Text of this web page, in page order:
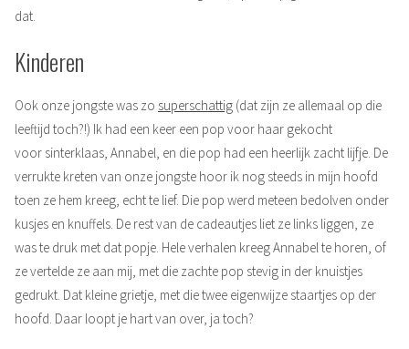
dat.
Kinderen
Ook onze jongste was zo superschattig (dat zijn ze allemaal op die
leeftijd toch?!) Ik had een keer een pop voor haar gekocht
voor sinterklaas, Annabel, en die pop had een heerlijk zacht lijfje. De
verrukte kreten van onze jongste hoor ik nog steeds in mijn hoofd
toen ze hem kreeg, echt te lief. Die pop werd meteen bedolven onder
kusjes en knuffels. De rest van de cadeautjes liet ze links liggen, ze
was te druk met dat popje. Hele verhalen kreeg Annabel te horen, of
ze vertelde ze aan mij, met die zachte pop stevig in der knuistjes
gedrukt. Dat kleine grietje, met die twee eigenwijze staartjes op der
hoofd. Daar loopt je hart van over, ja toch?